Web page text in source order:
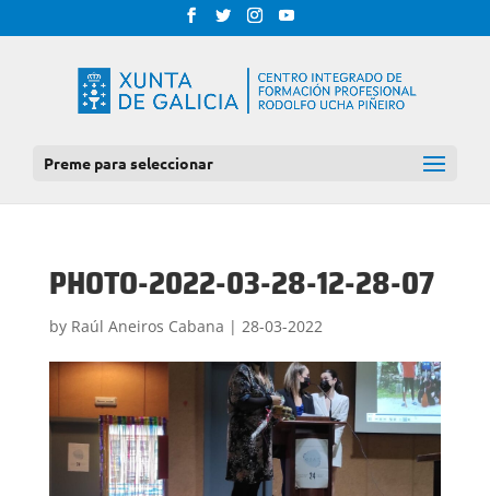
Preme para seleccionar
PHOTO-2022-03-28-12-28-07
by Raúl Aneiros Cabana | 28-03-2022